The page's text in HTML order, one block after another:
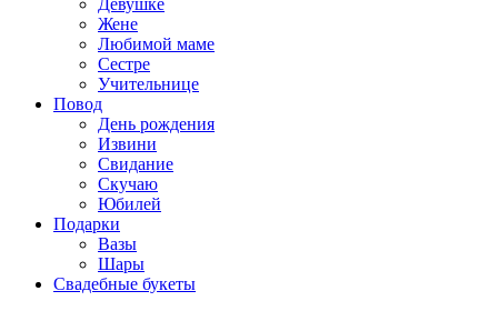
Девушке
Жене
Любимой маме
Сестре
Учительнице
Повод
День рождения
Извини
Свидание
Скучаю
Юбилей
Подарки
Вазы
Шары
Свадебные букеты